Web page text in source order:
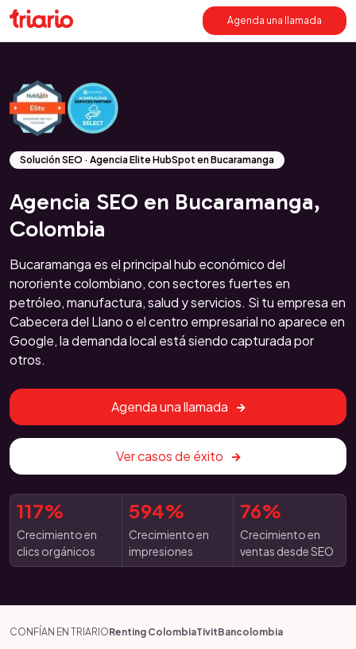
Agenda una llamada
Solución SEO · Agencia Elite HubSpot en Bucaramanga
Agencia SEO en Bucaramanga,
Colombia
Bucaramanga es el principal hub económico del
nororiente colombiano, con sectores fuertes en
petróleo, manufactura, salud y servicios. Si tu empresa en
Cabecera del Llano o el centro empresarial no aparece en
Google, la demanda local está siendo capturada por
otros.
Agenda una llamada
Ver casos de éxito
117%
Crecimiento en
clics orgánicos
594%
Crecimiento en
impresiones
76%
Crecimiento en
ventas desde SEO
CONFÍAN EN TRIARIORenting ColombiaTivitBancolombia